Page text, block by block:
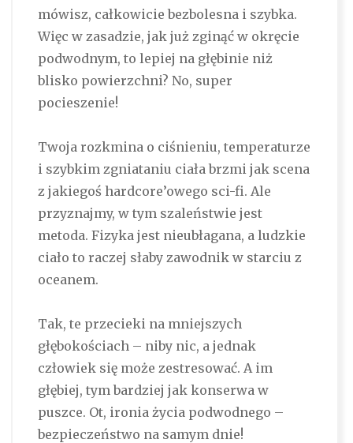
mówisz, całkowicie bezbolesna i szybka.
Więc w zasadzie, jak już zginąć w okręcie
podwodnym, to lepiej na głębinie niż
blisko powierzchni? No, super
pocieszenie!
Twoja rozkmina o ciśnieniu, temperaturze
i szybkim zgniataniu ciała brzmi jak scena
z jakiegoś hardcore’owego sci-fi. Ale
przyznajmy, w tym szaleństwie jest
metoda. Fizyka jest nieubłagana, a ludzkie
ciało to raczej słaby zawodnik w starciu z
oceanem.
Tak, te przecieki na mniejszych
głębokościach – niby nic, a jednak
człowiek się może zestresować. A im
głębiej, tym bardziej jak konserwa w
puszce. Ot, ironia życia podwodnego –
bezpieczeństwo na samym dnie!